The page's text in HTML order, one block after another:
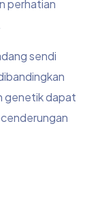
perhatian
sendi
genetik dapat